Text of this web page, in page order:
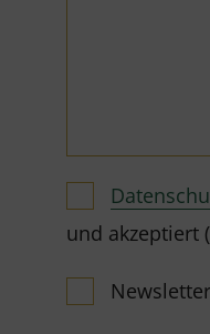
und akzeptiert